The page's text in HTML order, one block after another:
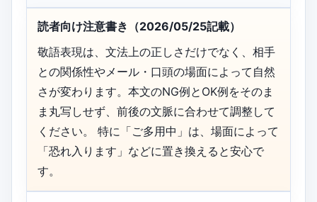
読者向け注意書き（2026/05/25記載）
敬語表現は、文法上の正しさだけでなく、相手
との関係性やメール・口頭の場面によって自然
さが変わります。本文のNG例とOK例をそのま
ま丸写しせず、前後の文脈に合わせて調整して
ください。 特に「ご多用中」は、場面によって
「恐れ入ります」などに置き換えると安心で
す。